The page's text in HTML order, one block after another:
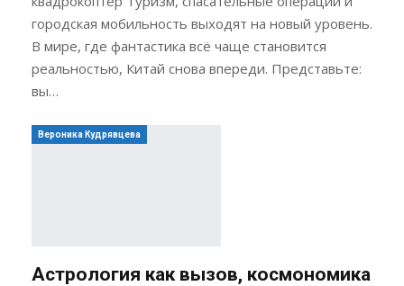
городская мобильность выходят на новый уровень.
В мире, где фантастика всё чаще становится
реальностью, Китай снова впереди. Представьте:
вы…
Вероника Кудрявцева
Астрология как вызов, космономика